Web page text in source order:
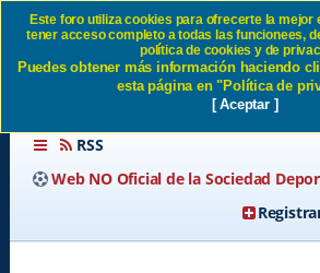
SESTAO RIVER
EIBAR SD
RSS
Web NO Oficial de la Sociedad
Este foro utiliza cookies para ofrecerte la mejor
tener acceso completo a todas las funcionees,
política de cookies y de
Puedes obtener más información haciendo
esta página en "Política de
[ Aceptar ]